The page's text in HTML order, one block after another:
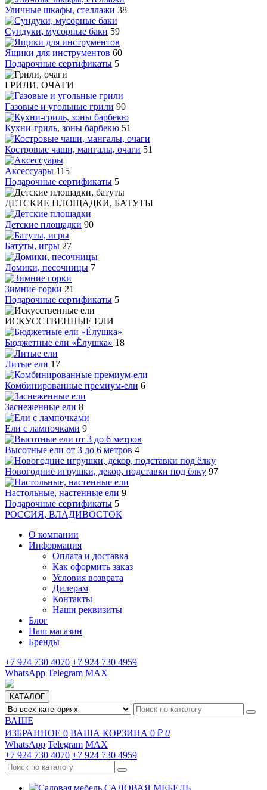
Уличные шкафы, стеллажи 38
Сундуки, мусорные баки 59
Ящики для инструментов 60
Подарочные сертификаты 5
ГРИЛИ, ОЧАГИ
Газовые и угольные грили 90
Кухни-гриль, зоны барбекю 51
Костровые чаши, мангалы, очаги 51
Аксессуары 115
Подарочные сертификаты 5
ДЕТСКИЕ ПЛОЩАДКИ, БАТУТЫ
Детские площадки 90
Батуты, игры 27
Домики, песочницы 7
Зимние горки 21
Подарочные сертификаты 5
ИСКУССТВЕННЫЕ ЕЛИ
Бюджетные ели «Ёлушка» 18
Литые ели 17
Комбинированные премиум-ели 6
Заснеженные ели 8
Ели с лампочками 9
Высотные ели от 3 до 6 метров 4
Новогодние игрушки, декор, подставки под ёлку 97
Настольные, настенные ели 9
Подарочные сертификаты 5
РОССИЯ, ВЛАДИВОСТОК
О компании
Информация
Оплата и доставка
Как оформить заказ
Условия возврата
Дилерам
Контакты
Наши реквизиты
Блог
Наш магазин
Бренды
+7 924 730 4070 +7 924 730 4959
WhatsApp Telegram MAX
КАТАЛОГ
ВАШЕ
ИЗБРАННОЕ 0 ВАША КОРЗИНА 0 ₽ 0
WhatsApp Telegram MAX
+7 924 730 4070 +7 924 730 4959
САДОВАЯ МЕБЕЛЬ